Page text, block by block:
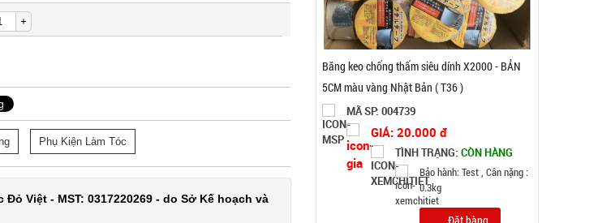
+
Phụ Kiện Làm Tóc
Việt - MST: 0317220269 - do Sở Kế hoạch và
Gậy bẻ tập cơ tay lò xo loại 20kg
MÃ SP: 004446
GIÁ: 21.000 đ
TÌNH TRẠNG:CÒN HÀNG
Bảo hành: Test, Cân nặng:
1kg